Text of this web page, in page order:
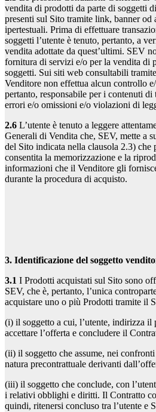
vendita di prodotti da parte di soggetti
presenti sul Sito tramite link, banner od
ipertestuali. Prima di effettuare
soggetti l’utente è tenuto, pertanto, a
vendita adottate da quest’ultimi. SEV
fornitura di servizi e/o per la vendita di
soggetti. Sui siti web consultabili
Venditore non effettua alcun controllo
pertanto, responsabile per i contenuti
errori e/o omissioni e/o violazioni di
2.6 L’utente è tenuto a leggere
Generali di Vendita che, SEV, mette a
del Sito indicata nella clausola 2.3) che
consentita la memorizzazione e la
informazioni che il Venditore gli
durante la procedura di acquisto.
3. Identificazione del soggetto
3.1 I Prodotti acquistati sul Sito sono
SEV, che è, pertanto, l’unica
acquistare uno o più Prodotti tramite il
(i) il soggetto a cui, l’utente, indirizza
accettare l’offerta e concludere il
(ii) il soggetto che assume, nei
natura precontrattuale derivanti
(iii) il soggetto che conclude, con
i relativi obblighi e diritti. Il Contratto
quindi, ritenersi concluso tra l’utente e